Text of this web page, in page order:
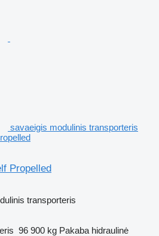
savaeigis modulinis transporteris
Propelled
transporteris
96 900 kg Pakaba hidraulinė